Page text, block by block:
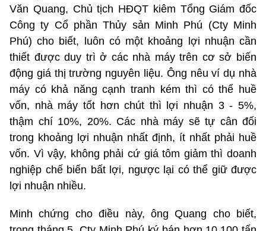
Văn Quang, Chủ tịch HĐQT kiêm Tổng Giám đốc
Công ty Cổ phần Thủy sản Minh Phú (Cty Minh
Phú) cho biết, luôn có một khoảng lợi nhuận cần
thiết được duy trì ở các nhà máy trên cơ sở biến
động giá thị trường nguyên liệu. Ông nêu ví dụ nhà
máy có khả năng cạnh tranh kém thì có thể huề
vốn, nhà máy tốt hơn chút thì lợi nhuận 3 - 5%,
thậm chí 10%, 20%. Các nhà máy sẽ tự cân đối
trong khoảng lợi nhuận nhất định, ít nhất phải huề
vốn. Vì vậy, không phải cứ giá tôm giảm thì doanh
nghiệp chế biến bất lợi, ngược lại có thể giữ được
lợi nhuận nhiều.
Minh chứng cho điều này, ông Quang cho biết,